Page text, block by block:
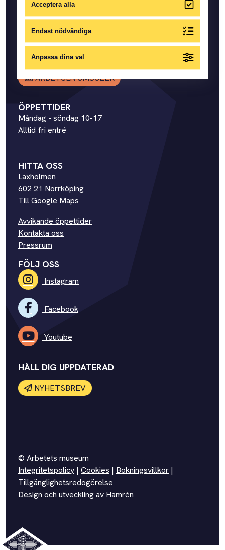
VÅRA UTSTÄLLNINGAR
PRAKTISK INFORMATION
BOKA KONFERENS
BOKA GRUPPBESÖK
ARBETSLIVSMUSEER
ÖPPETTIDER
Måndag - söndag 10-17
Alltid fri entré
HITTA OSS
Laxholmen
602 21 Norrköping
Till Google Maps
Avvikande öppettider
Kontakta oss
Pressrum
FÖLJ OSS
Instagram
Facebook
Youtube
HÅLL DIG UPPDATERAD
NYHETSBREV
© Arbetets museum
Integritetspolicy | Cookies | Bokningsvillkor |
Tillgänglighetsredogörelse
Design och utveckling av Hamrén
Acceptera alla
Endast nödvändiga
Anpassa dina val